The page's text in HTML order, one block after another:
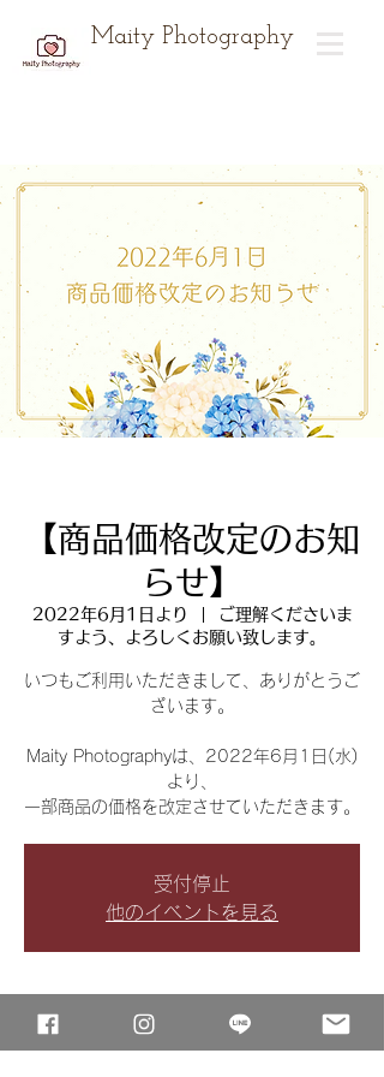
Maity Photography
【商品価格改定のお知
らせ】
2022年6月1日より
ご理解くださいま
すよう、よろしくお願い致します。
いつもご利用いただきまして、ありがとうご
ざいます。
Maity Photographyは、2022年6月1日(水)
より、
一部商品の価格を改定させていただきます。
受付停止
他のイベントを見る
日時・場所